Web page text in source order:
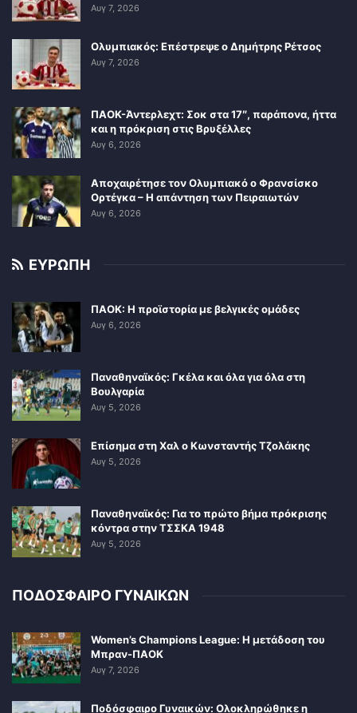
Αυγ 7, 2026
Ολυμπιακός: Επέστρεψε ο Δημήτρης Ρέτσος
Αυγ 7, 2026
ΠΑΟΚ-Άντερλεχτ: Σοκ στα 17″, παράπονα, ήττα
και η πρόκριση στις Βρυξέλλες
Αυγ 6, 2026
Αποχαιρέτησε τον Ολυμπιακό ο Φρανσίσκο
Ορτέγκα – Η απάντηση των Πειραιωτών
Αυγ 6, 2026
ΕΥΡΩΠΗ
ΠΑΟΚ: Η προϊστορία με βελγικές ομάδες
Αυγ 6, 2026
Παναθηναϊκός: Γκέλα και όλα για όλα στη
Βουλγαρία
Αυγ 5, 2026
Επίσημα στη Χαλ ο Κωνσταντής Τζολάκης
Αυγ 5, 2026
Παναθηναϊκός: Για το πρώτο βήμα πρόκρισης
κόντρα στην ΤΣΣΚΑ 1948
Αυγ 5, 2026
ΠΟΔΟΣΦΑΙΡΟ ΓΥΝΑΙΚΩΝ
Women’s Champions League: Η μετάδοση του
Μπραν-ΠΑΟΚ
Αυγ 7, 2026
Ποδόσφαιρο Γυναικών: Ολοκληρώθηκε η